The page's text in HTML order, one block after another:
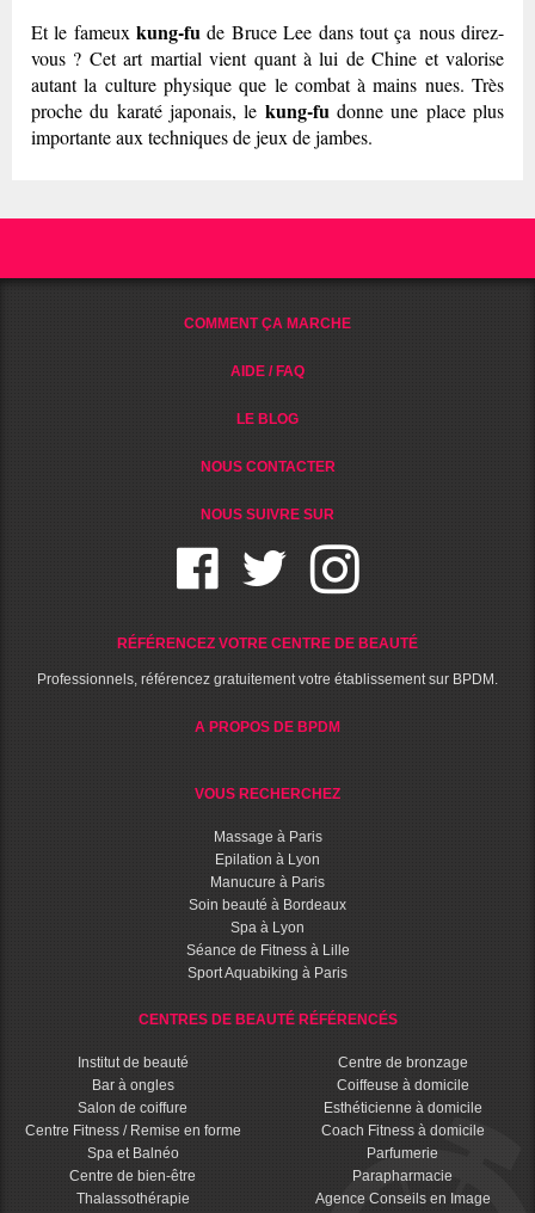
Et le fameuxkung-fu de Bruce Lee dans tout ça nous direz-
vous ? Cet art martial vient quant à lui de Chine et valorise
autant la culture physique que le combat à mains nues. Très
proche du karaté japonais, le kung-fu donne une place plus
importante aux techniques de jeux de jambes.
COMMENT ÇA MARCHE
AIDE / FAQ
LE BLOG
NOUS CONTACTER
NOUS SUIVRE SUR
RÉFÉRENCEZ VOTRE CENTRE DE BEAUTÉ
Professionnels, référencez gratuitement votre établissement sur BPDM.
A PROPOS DE BPDM
VOUS RECHERCHEZ
Massage à Paris
Epilation à Lyon
Manucure à Paris
Soin beauté à Bordeaux
Spa à Lyon
Séance de Fitness à Lille
Sport Aquabiking à Paris
CENTRES DE BEAUTÉ RÉFÉRENCÉS
Institut de beauté
Bar à ongles
Salon de coiffure
Centre Fitness / Remise en forme
Spa et Balnéo
Centre de bien-être
Thalassothérapie
Centre de bronzage
Coiffeuse à domicile
Esthéticienne à domicile
Coach Fitness à domicile
Parfumerie
Parapharmacie
Agence Conseils en Image